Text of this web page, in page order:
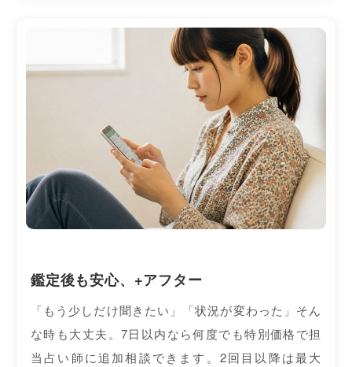
鑑定後も安心、+アフター
「もう少しだけ聞きたい」「状況が変わった」そん
な時も大丈夫。7日以内なら何度でも特別価格で担
当占い師に追加相談できます。2回目以降は最大